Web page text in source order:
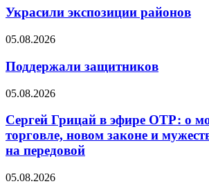
Украсили экспозиции районов
05.08.2026
Поддержали защитников
05.08.2026
Сергей Грицай в эфире ОТР: о
торговле, новом законе и
на передовой
05.08.2026